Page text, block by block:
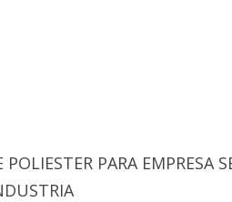
PARA EMPRESA